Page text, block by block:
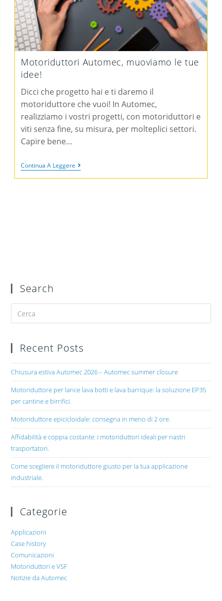
Motoriduttori Automec, muoviamo le tue
idee!
Dicci che progetto hai e ti daremo il
motoriduttore che vuoi! In Automec,
realizziamo i vostri progetti, con motoriduttori e
viti senza fine, su misura, per molteplici settori.
Capire bene…
Continua A Leggere
Search
Recent Posts
Chiusura estiva Automec 2026 – Automec summer closure
Motoriduttore per lance lava botti e lava barrique: la soluzione EP35
per cantine e birrifici.
Motoriduttore epicicloidale: consegna in meno di 2 ore.
Affidabilità e coppia costante: i motoriduttori ideali per nastri
trasportatori.
Come scegliere il motoriduttore giusto per la tua applicazione
industriale.
Categorie
Applicazioni
Case history
Comunicazioni
Motoriduttori e VSF
Notizie da Automec